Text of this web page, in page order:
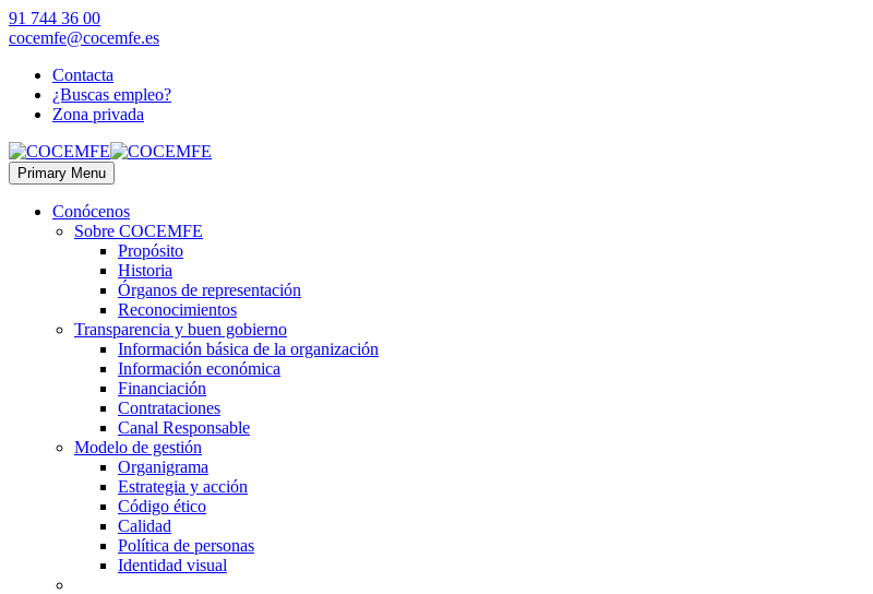
91 744 36 00
cocemfe@cocemfe.es
Contacta
¿Buscas empleo?
Zona privada
Primary Menu
Conócenos
Sobre COCEMFE
Propósito
Historia
Órganos de representación
Reconocimientos
Transparencia y buen gobierno
Información básica de la organización
Información económica
Financiación
Contrataciones
Canal Responsable
Modelo de gestión
Organigrama
Estrategia y acción
Código ético
Calidad
Política de personas
Identidad visual